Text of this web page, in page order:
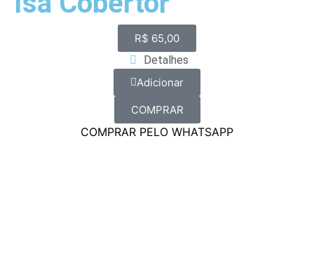
R$ 65,00
Detalhes
Adicionar
COMPRAR
COMPRAR PELO WHATSAPP